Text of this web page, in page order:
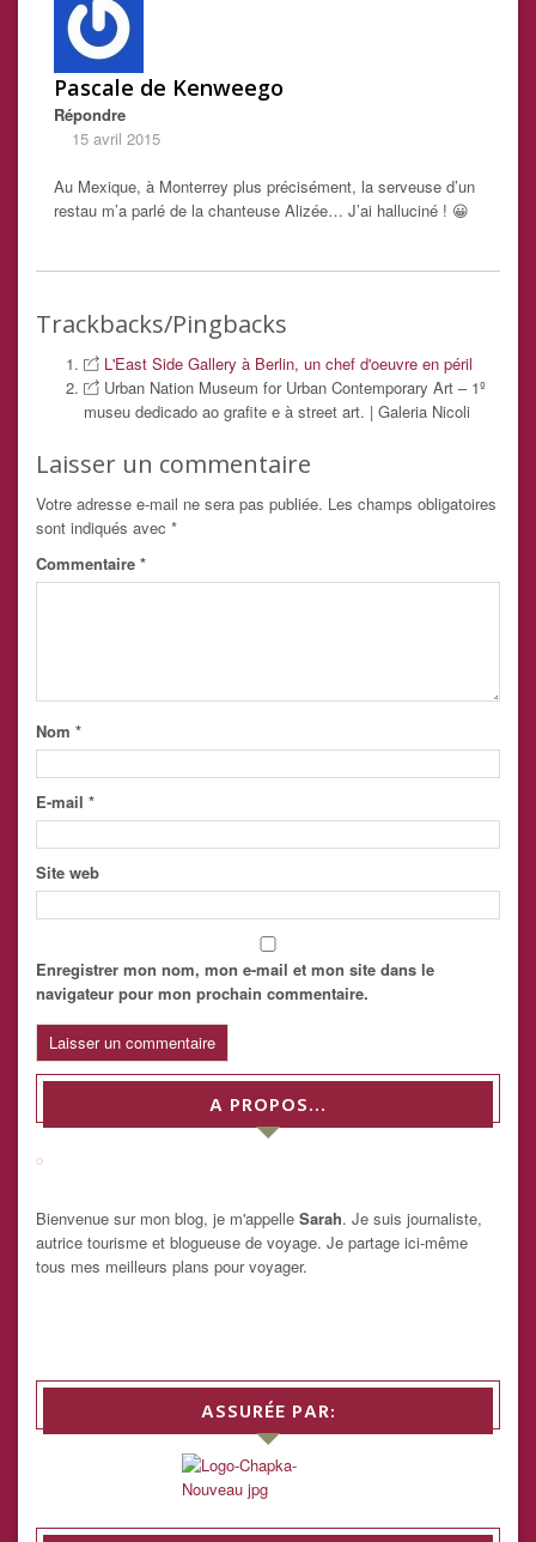
Pascale de Kenweego
Répondre
15 avril 2015
Au Mexique, à Monterrey plus précisément, la serveuse d’un
restau m’a parlé de la chanteuse Alizée… J’ai halluciné ! 😀
Trackbacks/Pingbacks
L'East Side Gallery à Berlin, un chef d'oeuvre en péril
Urban Nation Museum for Urban Contemporary Art – 1º
museu dedicado ao grafite e à street art. | Galeria Nicoli
Laisser un commentaire
Votre adresse e-mail ne sera pas publiée. Les champs obligatoires
sont indiqués avec *
Commentaire *
Nom *
E-mail *
Site web
Enregistrer mon nom, mon e-mail et mon site dans le
navigateur pour mon prochain commentaire.
A PROPOS…
Bienvenue sur mon blog, je m'appelle Sarah. Je suis journaliste,
autrice tourisme et blogueuse de voyage. Je partage ici-même
tous mes meilleurs plans pour voyager.
ASSURÉE PAR: